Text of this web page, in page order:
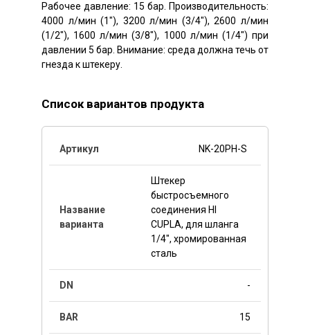
Рабочее давление: 15 бар. Производительность:
4000 л/мин (1″), 3200 л/мин (3/4″), 2600 л/мин
(1/2″), 1600 л/мин (3/8″), 1000 л/мин (1/4″) при
давлении 5 бар. Внимание: среда должна течь от
гнезда к штекеру.
Список вариантов продукта
NK-20PH-S
Штекер
быстросъемного
соединения HI
CUPLA, для шланга
1/4", хромированная
сталь
-
15